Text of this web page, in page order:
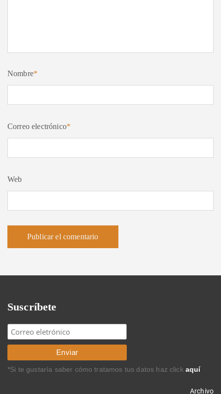
Nombre*
Correo electrónico*
Web
Suscríbete
*Si te gustaría saber cómo tratamos tus datos haz click aquí
Archivo